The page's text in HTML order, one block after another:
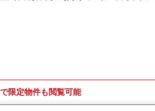
限定物件も閲覧可能